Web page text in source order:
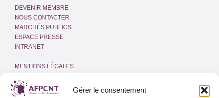
Gérer le consentement
DEVENIR MEMBRE
NOUS CONTACTER
MARCHÉS PUBLICS
ESPACE PRESSE
INTRANET
MENTIONS LÉGALES
(UE)